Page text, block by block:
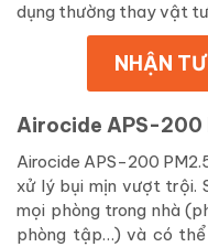
dụng thường thay vật tư
NHẬN
Airocide APS-200
Airocide APS-200
xử lý bụi mịn vượt trội.
mọi phòng trong nhà
phòng tập…) và có thể